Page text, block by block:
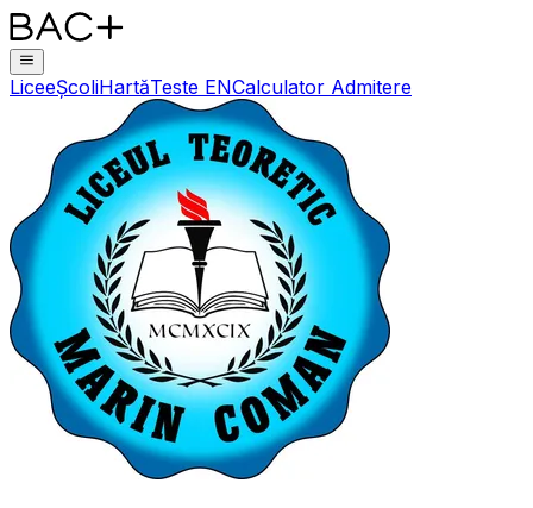
LiceeȘcoliHartăTeste ENCalculator Admitere